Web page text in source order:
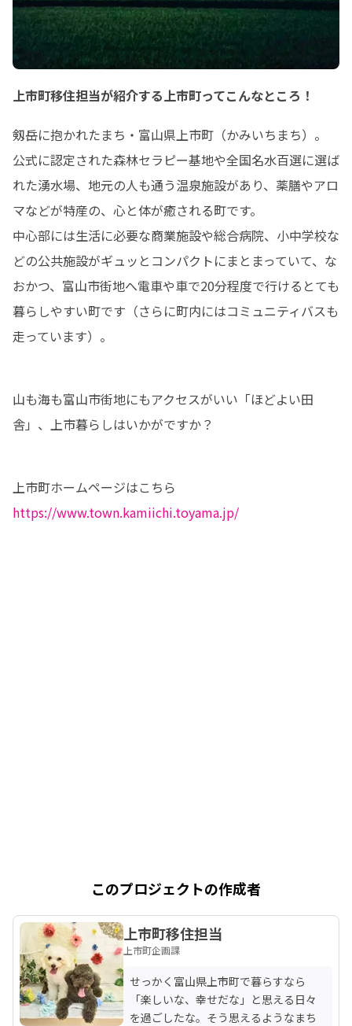
上市町移住担当が紹介する上市町ってこんなところ！
剱岳に抱かれたまち・富山県上市町（かみいちまち）。
公式に認定された森林セラピー基地や全国名水百選に選ば
れた湧水場、地元の人も通う温泉施設があり、薬膳やアロ
マなどが特産の、心と体が癒される町です。
中心部には生活に必要な商業施設や総合病院、小中学校な
どの公共施設がギュッとコンパクトにまとまっていて、な
おかつ、富山市街地へ電車や車で20分程度で行けるとても
暮らしやすい町です（さらに町内にはコミュニティバスも
走っています）。
山も海も富山市街地にもアクセスがいい「ほどよい田
舎」、上市暮らしはいかがですか？
https://www.town.kamiichi.toyama.jp/
このプロジェクトの作成者
上市町移住担当
上市町企画課
せっかく富山県上市町で暮らすなら
「楽しいな、幸せだな」と思える日々
を過ごしたな。そう思えるようなまち